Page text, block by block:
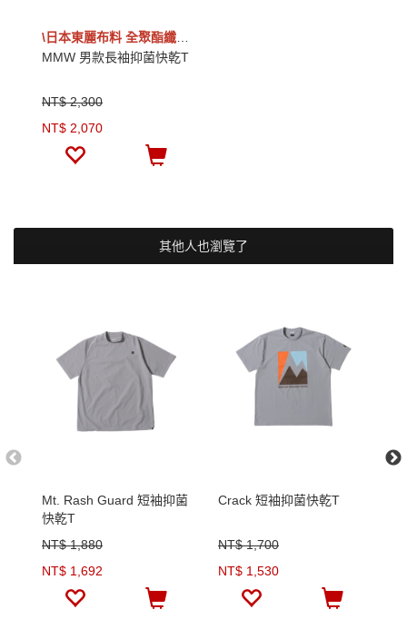
\日本東麗布料 全聚酯纖維/
MMW 男款長袖抑菌快乾T
NT$ 2,300
NT$ 2,070
其他人也瀏覽了
Mt. Rash Guard 短袖抑菌
快乾T
NT$ 1,880
NT$ 1,692
Crack 短袖抑菌快乾T
NT$ 1,700
NT$ 1,530